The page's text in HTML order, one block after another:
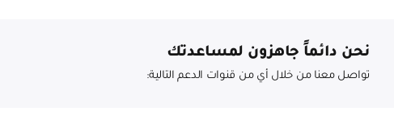
نحن دائماً جاهزون لمساعدتك
تواصل معنا من خلال أي من قنوات الدعم التالية: